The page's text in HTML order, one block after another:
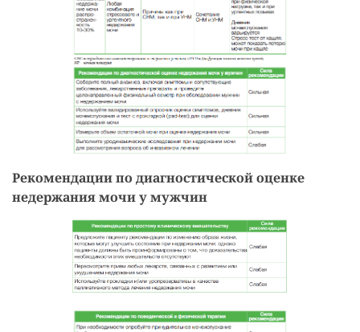
Рекомендации по диагностической оценке
недержания мочи у мужчин